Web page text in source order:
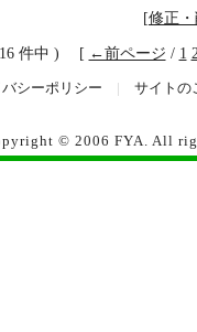
[修正
件中 ) [ ←前ページ / 1
シーポリシー サイトの
© 2006 FYA. All